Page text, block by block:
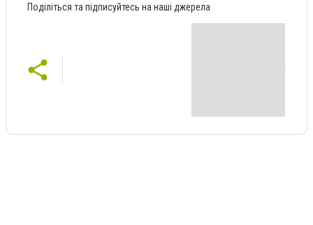
Поділіться та підписуйтесь на наші джерела